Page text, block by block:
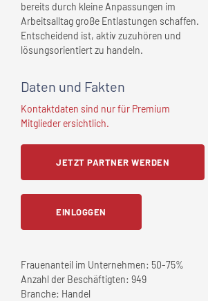
bereits durch kleine Anpassungen im
Arbeitsalltag große Entlastungen schaffen.
Entscheidend ist, aktiv zuzuhören und
lösungsorientiert zu handeln.
Daten und Fakten
Kontaktdaten sind nur für Premium
Mitglieder ersichtlich.
JETZT PARTNER WERDEN
EINLOGGEN
Frauenanteil im Unternehmen: 50-75%
Anzahl der Beschäftigten: 949
Branche: Handel